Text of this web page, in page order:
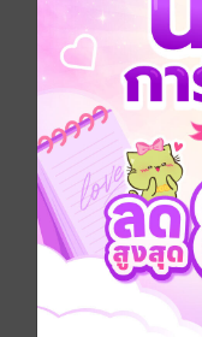
ยังเปลี่ยนไปราวกั
ใครๆต่างก็อิจฉาต
งดงาม เก่งกาจ เ
แม้แต่คนใหญ่คนโ
ก็ยังแวะเวียนมาเ
ทว่า คุณหนูเหอ ก
ไม่มีใครสังเกตเห็
ราวกับสายน้ำของน
กลับส่งประกายแค้
นางกลับมาแล้ว กลั
สละหรือเติมเต็มสิ่
มีเพียงตัวนางเท่านั้